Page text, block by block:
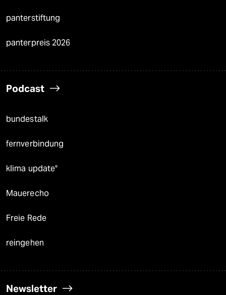
panterstiftung
panterpreis 2026
Podcast
bundestalk
fernverbindung
klima update°
Mauerecho
Freie Rede
reingehen
Newsletter